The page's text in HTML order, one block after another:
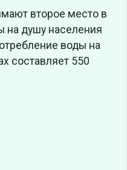
второе место в
на душу населения
воды на
составляет 550